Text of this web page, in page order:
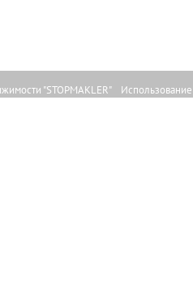
"STOPMAKLER"